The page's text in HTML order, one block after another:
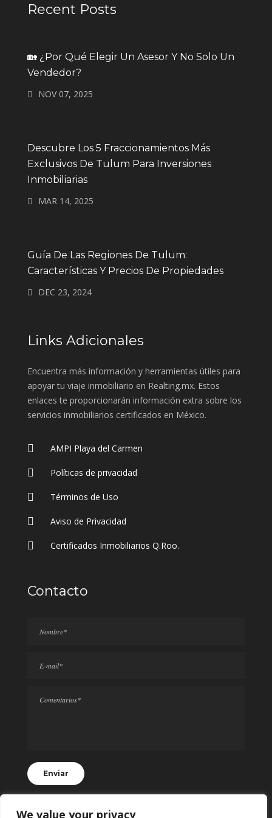
We value your privacy
Recent Posts
🏡 ¿Por Qué Elegir Un Asesor Y No Solo Un
Vendedor?
NOV 07, 2025
Descubre Los 5 Fraccionamientos Más
Exclusivos De Tulum Para Inversiones
Inmobiliarias
MAR 14, 2025
Guía De Las Regiones De Tulum:
Características Y Precios De Propiedades
DEC 23, 2024
Links Adicionales
Encuentra más información y herramientas útiles para
apoyar tu viaje inmobiliario en Realting.mx. Estos
enlaces te proporcionarán información extra sobre los
servicios inmobiliarios certificados en México.
AMPI Playa del Carmen
Políticas de privacidad
Términos de Uso
Aviso de Privacidad
Certificados Inmobiliarios Q.Roo.
Contacto